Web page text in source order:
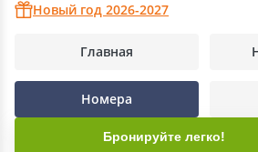
Новый год 2026-2027
Главная
Номера
Бронируйте легко!